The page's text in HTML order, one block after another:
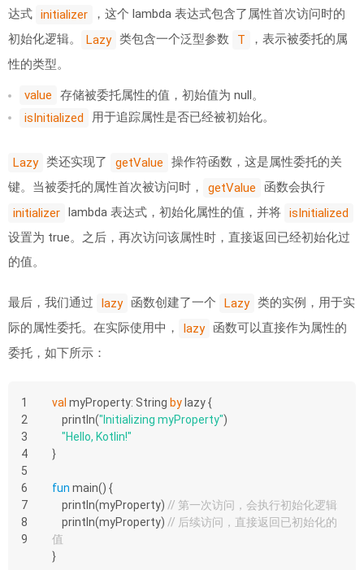
达式 initializer
，这个 lambda 表达式包含了属性首次访问时的
初始化逻辑。
Lazy 类包含一个泛型参数 T
，表示被委托的属
性的类型。
value
存储被委托属性的值，初始值为 null。
isInitialized
用于追踪属性是否已经被初始化。
Lazy 类还实现了 getValue
操作符函数，这是属性委托的关
键。当被委托的属性首次被访问时，
getValue
函数会执行
initializer lambda 表达式，初始化属性的值，并将 isInitialized
设置为 true。之后，再次访问该属性时，直接返回已经初始化过
的值。
最后，我们通过 lazy 函数创建了一个 Lazy 类的实例，用于实
际的属性委托。在实际使用中，
lazy
函数可以直接作为属性的
委托，如下所示：
1
2
3
4
5
6
7
8
9
val myProperty: String by lazy {
    println(
"Initializing myProperty")
"Hello, Kotlin!"
}
fun main() {
    println(myProperty)
// 第一次访问，会执行初始化逻辑
    println(myProperty)
// 后续访问，直接返回已初始化的
值
}